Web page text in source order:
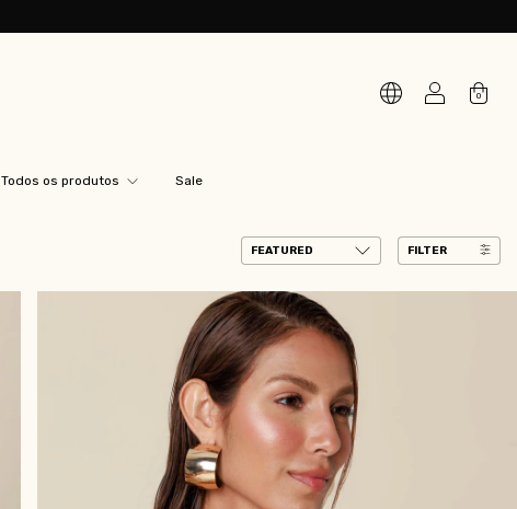
0
Todos os produtos Sale
FILTER